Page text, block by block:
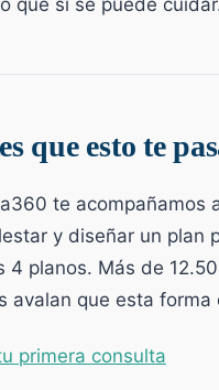
que esto te
te acompañamos
y diseñar un plan
4 planos. Más de
avalan que esta forma
primera consulta